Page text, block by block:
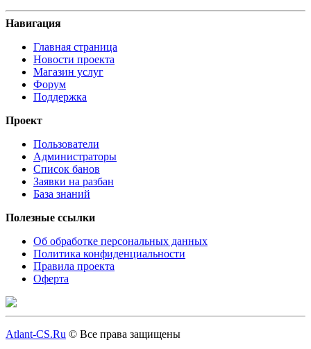
Навигация
Главная страница
Новости проекта
Магазин услуг
Форум
Поддержка
Проект
Пользователи
Администраторы
Список банов
Заявки на разбан
База знаний
Полезные ссылки
Об обработке персональных данных
Политика конфиденциальности
Правила проекта
Оферта
Atlant-CS.Ru © Все права защищены